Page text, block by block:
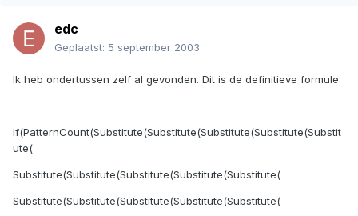
edc
Geplaatst: 5 september 2003
Ik heb ondertussen zelf al gevonden. Dit is de definitieve formule:
If(PatternCount(Substitute(Substitute(Substitute(Substitute(Substit
ute(
Substitute(Substitute(Substitute(Substitute(Substitute(
Substitute(Substitute(Substitute(Substitute(Substitute(